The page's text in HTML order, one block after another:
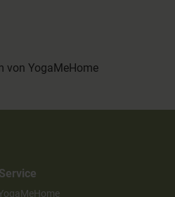
von YogaMeHome
Service